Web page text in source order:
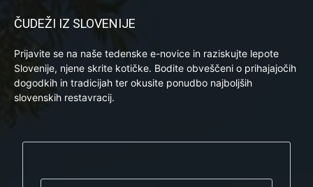
ČUDEŽI IZ SLOVENIJE
Prijavite se na naše tedenske e-novice in raziskujte lepote
Slovenije, njene skrite kotičke. Bodite obveščeni o prihajajočih
dogodkih in tradicijah ter okusite ponudbo najboljših
slovenskih restavracij.